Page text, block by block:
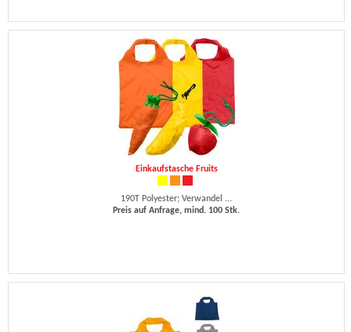
Einkaufstasche Fruits
190T Polyester; Verwandel ...
Preis auf Anfrage, mind. 100 Stk.